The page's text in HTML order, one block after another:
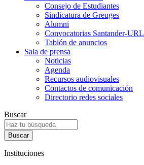
Consejo de Estudiantes
Sindicatura de Greuges
Alumni
Convocatorias Santander-URL
Tablón de anuncios
Sala de prensa
Noticias
Agenda
Recursos audiovisuales
Contactos de comunicación
Directorio redes sociales
Buscar
Instituciones